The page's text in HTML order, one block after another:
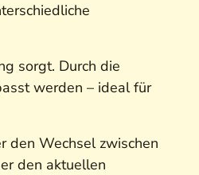
sorgt. Durch die
werden – ideal für
den Wechsel zwischen
den aktuellen